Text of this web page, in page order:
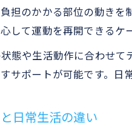
自宅管
日常生活で気
整骨院
整骨院
整骨院
担のかかる部位の動き
して運動を再開できるケ
態や生活動作に合わせ
サポートが可能です。日
日常生活の違い